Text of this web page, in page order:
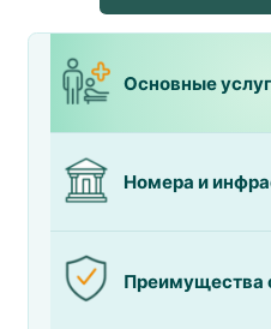
Основные
Номера и
Преимущества